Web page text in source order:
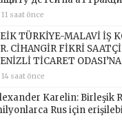
11 saat önce
TÜRKİYE-MALAVİ İŞ
CİHANGİR FİKRİ
TİCARET
14 saat önce
Karelin: Birleşik
Rus için